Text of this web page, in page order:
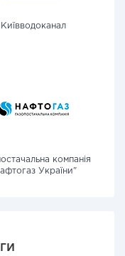
Київводоканал
компанія
України"